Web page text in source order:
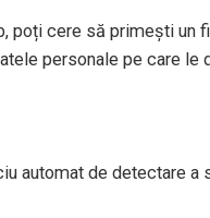
poți cere să primești
personale pe care
automat de detectare a